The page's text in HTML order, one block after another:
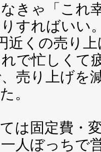
きゃ「これ
すればいい
近くの売り
で忙しくて
売り上げを
。
は固定費・
人ぼっちで